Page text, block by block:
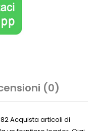
(0)
Acquista articoli di